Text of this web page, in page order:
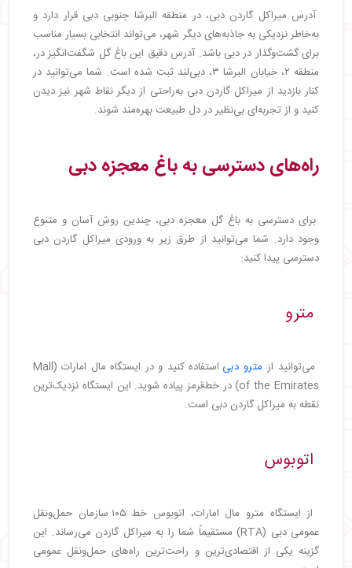
آدرس میراکل گاردن دبی، در منطقه البرشا جنوبی دبی قرار دارد و
به‌خاطر نزدیکی به جاذبه‌های دیگر شهر، می‌تواند انتخابی بسیار مناسب
برای گشت‌وگذار در دبی باشد. آدرس دقیق این باغ گل شگفت‌انگیز در،
منطقه ۲، خیابان البرشا ۳، دبی‌لند ثبت شده است. شما می‌توانید در
کنار بازدید از میراکل گاردن دبی به‌راحتی از دیگر نقاط شهر نیز دیدن
کنید و از تجربه‌ای بی‌نظیر در دل طبیعت بهره‌مند شوند.
راه‌های دسترسی به باغ معجزه دبی
برای دسترسی به باغ گل معجزه دبی، چندین روش آسان و متنوع
وجود دارد. شما می‌توانید از طرق زیر به ورودی میراکل گاردن دبی
دسترسی پیدا کنید:
مترو
می‌توانید از مترو دبی
استفاده کنید و در ایستگاه مال امارات (Mall
of the Emirates) در خط‌قرمز پیاده شوید. این ایستگاه نزدیک‌ترین
نقطه به میراکل گاردن دبی است.
اتوبوس
از ایستگاه مترو مال امارات، اتوبوس خط ۱۰۵ سازمان حمل‌ونقل
عمومی دبی (RTA) مستقیماً شما را به میراکل گاردن می‌رساند. این
گزینه یکی از اقتصادی‌ترین و راحت‌ترین راه‌های حمل‌ونقل عمومی